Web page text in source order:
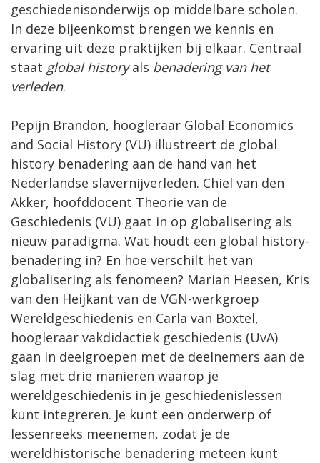
geschiedenisonderwijs op middelbare scholen.
In deze bijeenkomst brengen we kennis en
ervaring uit deze praktijken bij elkaar. Centraal
staat global historyals benadering van het
verleden.
Pepijn Brandon, hoogleraar Global Economics
and Social History (VU) illustreert de global
history benadering aan de hand van het
Nederlandse slavernijverleden. Chiel van den
Akker, hoofddocent Theorie van de
Geschiedenis (VU) gaat in op globalisering als
nieuw paradigma. Wat houdt een global history-
benadering in? En hoe verschilt het van
globalisering als fenomeen? Marian Heesen, Kris
van den Heijkant van de VGN-werkgroep
Wereldgeschiedenis en Carla van Boxtel,
hoogleraar vakdidactiek geschiedenis (UvA)
gaan in deelgroepen met de deelnemers aan de
slag met drie manieren waarop je
wereldgeschiedenis in je geschiedenislessen
kunt integreren. Je kunt een onderwerp of
lessenreeks meenemen, zodat je de
wereldhistorische benadering meteen kunt